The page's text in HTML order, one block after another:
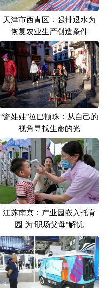
日本語 한국어
天津市西青区：强排退水为
恢复农业生产创造条件
“瓷娃娃”拉巴顿珠：从自己的
视角寻找生命的光
江苏南京：产业园嵌入托育
园 为“职场父母”解忧